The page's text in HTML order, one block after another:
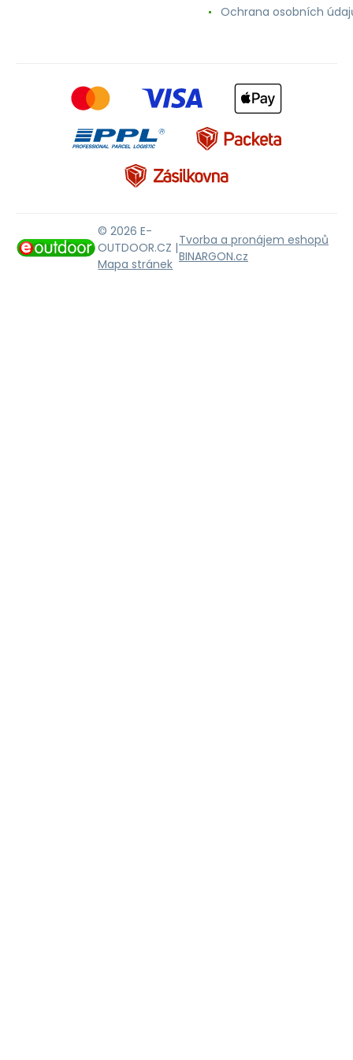
Ochrana osobních
© 2026 E-
OUTDOOR.CZ |
Mapa stránek
Tvorba a pronájem eshopů
BINARGON.cz